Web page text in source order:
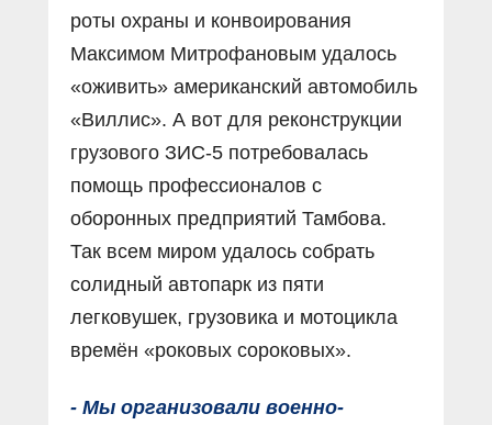
роты охраны и конвоирования
Максимом Митрофановым удалось
«оживить» американский автомобиль
«Виллис». А вот для реконструкции
грузового ЗИС-5 потребовалась
помощь профессионалов с
оборонных предприятий Тамбова.
Так всем миром удалось собрать
солидный автопарк из пяти
легковушек, грузовика и мотоцикла
времён «роковых сороковых».
- Мы организовали военно-